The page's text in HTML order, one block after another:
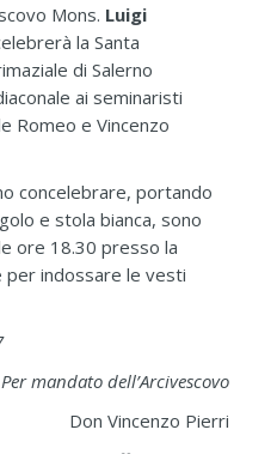
Mons. Luigi
la Santa
di Salerno
ai seminaristi
Romeo e Vincenzo
concelebrare, portando
e stola bianca, sono
ore 18.30 presso la
per indossare le vesti
Per mandato dell’Arcivescovo
Don Vincenzo Pierri